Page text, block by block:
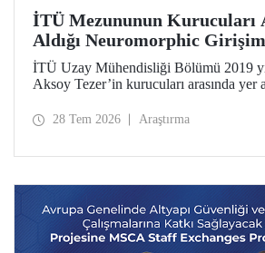
İTÜ Mezununun Kurucuları
Aldığı Neuromorphic
Prestijli Hızlandırma Desteği
İTÜ Uzay Mühendisliği Bölümü 2019
Aksoy Tezer’in kurucuları arasında yer
programı Y Combinator’ın (YC) 2026
28 Tem 2026 Araştırma